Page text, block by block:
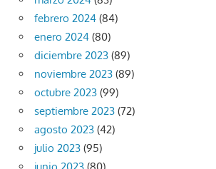
febrero 2024 (84)
enero 2024 (80)
diciembre 2023 (89)
noviembre 2023 (89)
octubre 2023 (99)
septiembre 2023 (72)
agosto 2023 (42)
julio 2023 (95)